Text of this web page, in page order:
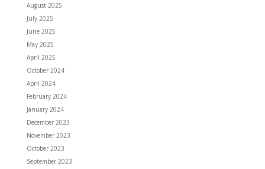
August 2025
July 2025
June 2025
May 2025
April 2025
October 2024
April 2024
February 2024
January 2024
December 2023
November 2023
October 2023
September 2023